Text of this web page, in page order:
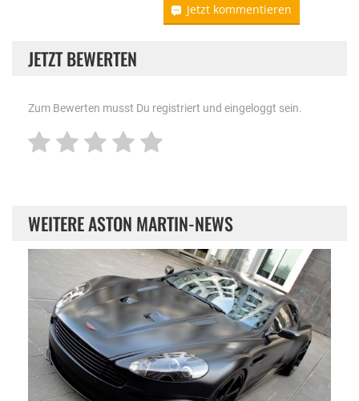
Jetzt kommentieren
JETZT BEWERTEN
Zum Bewerten musst Du registriert und eingeloggt sein.
WEITERE ASTON MARTIN-NEWS